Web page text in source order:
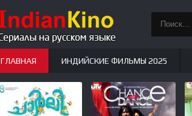
ГЛАВНАЯ ИНДИЙСКИЕ ФИЛЬМЫ 2025
ИНДИЙСКИЕ СЕРИАЛЫ НОВЫЕ